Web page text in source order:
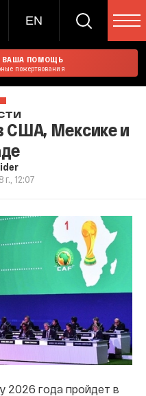
EN
ВАША ПОМОЩЬ
пожертвования
США, Мексике и
г., 12:07
2026 года пройдет в